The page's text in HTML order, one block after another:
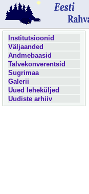
Institutsioonid
Väljaanded
Andmebaasid
Talvekonverentsid
Sugrimaa
Galerii
Uued leheküljed
Uudiste arhiiv